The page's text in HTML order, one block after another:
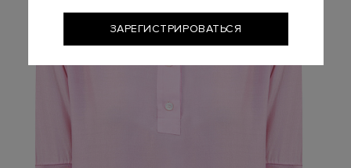
ЗАРЕГИСТРИРОВАТЬСЯ